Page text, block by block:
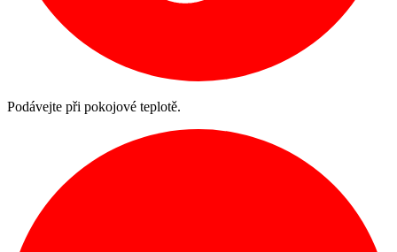
Podávejte při pokojové teplotě.